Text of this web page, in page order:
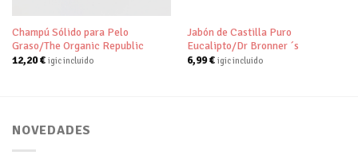
Champú Sólido para Pelo
Graso/The Organic Republic
12,20€ igic incluido
Jabón de Castilla Puro
Eucalipto/Dr Bronner ´s
6,99€ igic incluido
NOVEDADES